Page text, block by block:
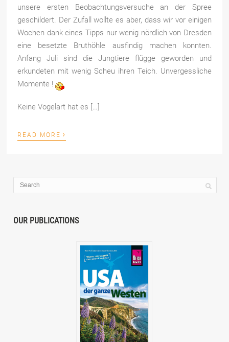
unsere ersten Beobachtungsversuche an der Spree
geschildert. Der Zufall wollte es aber, dass wir vor einigen
Wochen dank eines Tipps nur wenig nördlich von Dresden
eine besetzte Bruthöhle ausfindig machen konnten.
Anfang Juli sind die Jungtiere flügge geworden und
erkundeten mit wenig Scheu ihren Teich. Unvergessliche
Momente !
Keine Vogelart hat es […]
READ MORE ›
OUR PUBLICATIONS